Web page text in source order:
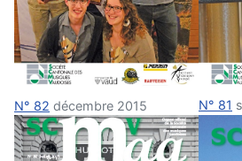
N° 82 décembre 2015 N° 81